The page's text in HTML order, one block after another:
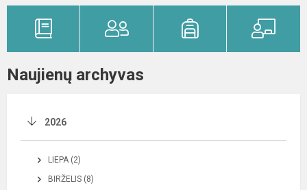
Naujienų archyvas
2026
LIEPA (2)
BIRŽELIS (8)